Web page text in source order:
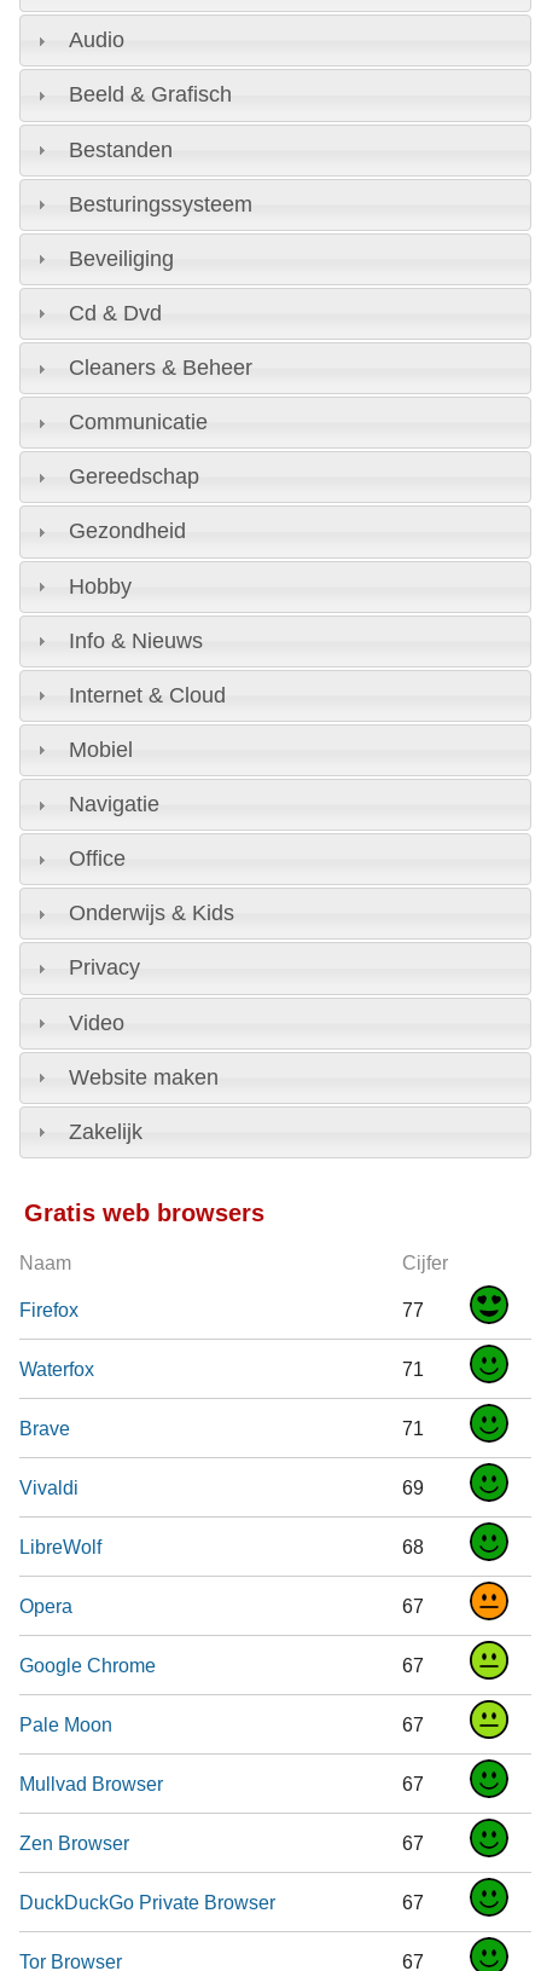
Audio
Beeld & Grafisch
Bestanden
Besturingssysteem
Beveiliging
Cd & Dvd
Cleaners & Beheer
Communicatie
Gereedschap
Gezondheid
Hobby
Info & Nieuws
Internet & Cloud
Mobiel
Navigatie
Office
Onderwijs & Kids
Privacy
Video
Website maken
Zakelijk
Gratis web browsers
Naam Cijfer
Firefox 77
Waterfox 71
Brave 71
Vivaldi 69
LibreWolf 68
Opera 67
Google Chrome 67
Pale Moon 67
Mullvad Browser 67
Zen Browser 67
DuckDuckGo Private Browser 67
Tor Browser 67